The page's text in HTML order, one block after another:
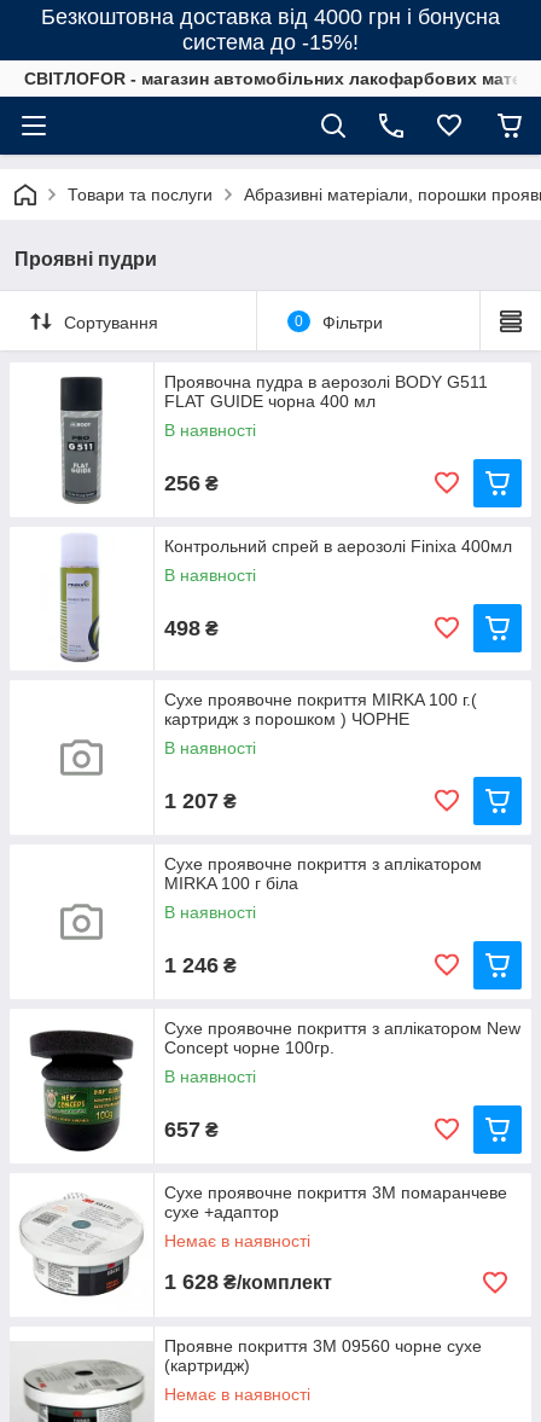
Безкоштовна доставка від 4000 грн і бонусна
система до -15%!
СВІТЛОFOR - магазин автомобільних лакофарбових
Товари та послуги Абразивні матеріали, порошки
Проявні пудри
Сортування 0 Фільтри
Проявочна пудра в аерозолі BODY G511
FLAT GUIDE чорна 400 мл
В наявності
256 ₴
Контрольний спрей в аерозолі Finixa 400мл
В наявності
498 ₴
Сухе проявочне покриття MIRKA 100 г.(
картридж з порошком ) ЧОРНЕ
В наявності
1 207 ₴
Сухе проявочне покриття з аплікатором
MIRKA 100 г біла
В наявності
1 246 ₴
Сухе проявочне покриття з аплікатором New
Concept чорне 100гр.
В наявності
657 ₴
Сухе проявочне покриття 3M помаранчеве
сухе +адаптор
Немає в наявності
1 628 ₴/комплект
Проявне покриття 3M 09560 чорне сухе
(картридж)
Немає в наявності